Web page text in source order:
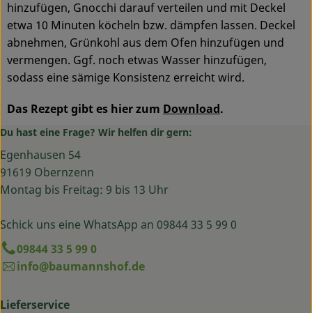
hinzufügen, Gnocchi darauf verteilen und mit Deckel
etwa 10 Minuten köcheln bzw. dämpfen lassen. Deckel
abnehmen, Grünkohl aus dem Ofen hinzufügen und
vermengen. Ggf. noch etwas Wasser hinzufügen,
sodass eine sämige Konsistenz erreicht wird.
Das Rezept gibt es hier zum Download.
Du hast eine Frage? Wir helfen dir gern:
Egenhausen 54
91619 Obernzenn
Montag bis Freitag: 9 bis 13 Uhr
Schick uns eine WhatsApp an 09844 33 5 99 0
09844 33 5 99 0
info@baumannshof.de
Lieferservice